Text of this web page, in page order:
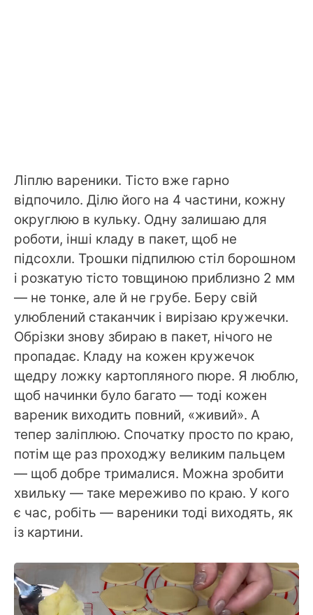
Ліплю вареники. Тісто вже гарно
відпочило. Ділю його на 4 частини, кожну
округлюю в кульку. Одну залишаю для
роботи, інші кладу в пакет, щоб не
підсохли. Трошки підпилюю стіл борошном
і розкатую тісто товщиною приблизно 2 мм
— не тонке, але й не грубе. Беру свій
улюблений стаканчик і вирізаю кружечки.
Обрізки знову збираю в пакет, нічого не
пропадає. Кладу на кожен кружечок
щедру ложку картопляного пюре. Я люблю,
щоб начинки було багато — тоді кожен
вареник виходить повний, «живий». А
тепер заліплюю. Спочатку просто по краю,
потім ще раз проходжу великим пальцем
— щоб добре трималися. Можна зробити
хвильку — таке мереживо по краю. У кого
є час, робіть — вареники тоді виходять, як
із картини.